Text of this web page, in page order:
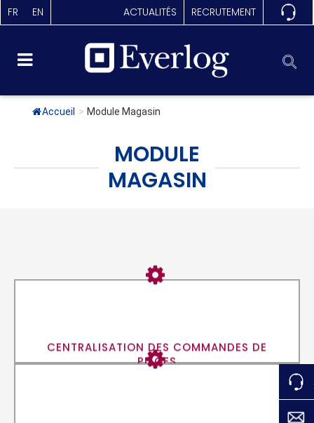
FR EN ACTUALITÉS RECRUTEMENT
Accueil > Module Magasin
MODULE
MAGASIN
CENTRALISATION DES COMMANDES DE
PIÈCES